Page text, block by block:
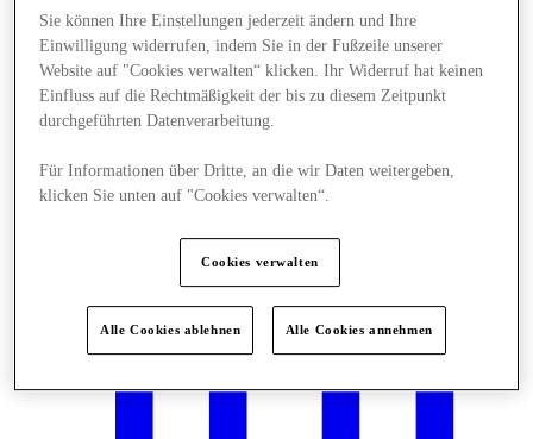
Sie können Ihre Einstellungen jederzeit ändern und Ihre
Einwilligung widerrufen, indem Sie in der Fußzeile unserer
Website auf "Cookies verwalten“ klicken. Ihr Widerruf hat keinen
Einfluss auf die Rechtmäßigkeit der bis zu diesem Zeitpunkt
durchgeführten Datenverarbeitung.
Für Informationen über Dritte, an die wir Daten weitergeben,
klicken Sie unten auf "Cookies verwalten“.
Cookies verwalten
Alle Cookies ablehnen Alle Cookies annehmen